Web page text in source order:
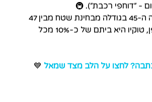
- "דוחפי רכבת"). 🚇
המחוזות של יפן, טוקיו היא ביתם של כ-10% מכל
לחצו על הלב מצד שמאל 💙